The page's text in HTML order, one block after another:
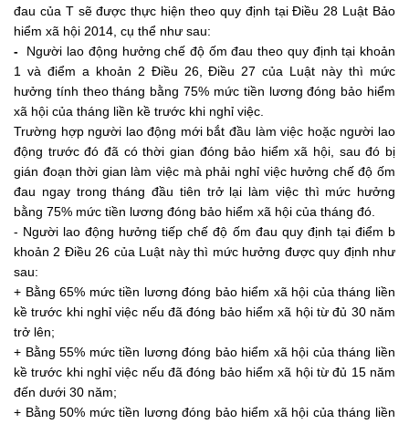
đau của T sẽ được thực hiện theo quy định tại Điều 28 Luật Bảo
hiểm xã hội 2014, cụ thể như sau:
-
Người lao động hưởng chế độ ốm đau theo quy định tại khoản
1 và điểm a khoản 2 Điều 26, Điều 27 của Luật này thì mức
hưởng tính theo tháng bằng 75% mức tiền lương đóng bảo hiểm
xã hội của tháng liền kề trước khi nghỉ việc.
Trường hợp người lao động mới bắt đầu làm việc hoặc người lao
động trước đó đã có thời gian đóng bảo hiểm xã hội, sau đó bị
gián đoạn thời gian làm việc mà phải nghỉ việc hưởng chế độ ốm
đau ngay trong tháng đầu tiên trở lại làm việc thì mức hưởng
bằng 75% mức tiền lương đóng bảo hiểm xã hội của tháng đó.
- Người lao động hưởng tiếp chế độ ốm đau quy định tại điểm b
khoản 2 Điều 26 của Luật này thì mức hưởng được quy định như
sau:
+ Bằng 65% mức tiền lương đóng bảo hiểm xã hội của tháng liền
kề trước khi nghỉ việc nếu đã đóng bảo hiểm xã hội từ đủ 30 năm
trở lên;
+ Bằng 55% mức tiền lương đóng bảo hiểm xã hội của tháng liền
kề trước khi nghỉ việc nếu đã đóng bảo hiểm xã hội từ đủ 15 năm
đến dưới 30 năm;
+ Bằng 50% mức tiền lương đóng bảo hiểm xã hội của tháng liền